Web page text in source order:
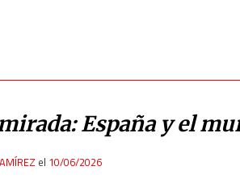
España y el
el 10/06/2026